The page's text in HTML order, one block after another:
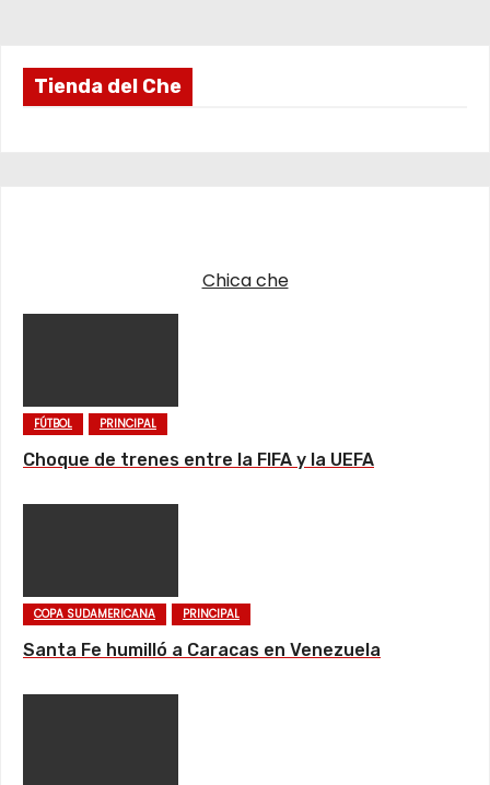
Tienda del Che
Chica che
FÚTBOL PRINCIPAL
Choque de trenes entre la FIFA y la UEFA
COPA SUDAMERICANA PRINCIPAL
Santa Fe humilló a Caracas en Venezuela